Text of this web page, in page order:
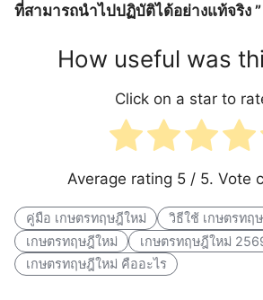
ที่สามารถนำไปปฏิบัติได้อย่างแท้จริง ”
How useful was
Click on a star to
Average rating 5 / 5. Vote
คู่มือ เกษตรทฤษฎีใหม่
วิธีใช้ เกษตรทฤ
เกษตรทฤษฎีใหม่
เกษตรทฤษฎีใหม่
เกษตรทฤษฎีใหม่ คืออะไร